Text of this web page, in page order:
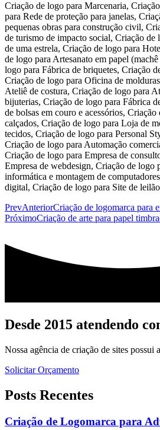
PrevAnteriorCriação de logomarca para
PróximoCriação de arte para papel
Desde 2015 atendendo
Nossa agência de criação de sites
Solicitar Orçamento
Posts Recentes
Criação de Logomarca para